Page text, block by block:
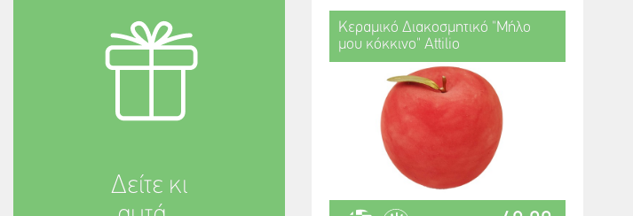
Δείτε κι
Κεραμικό Διακοσμητικό "Μήλο
μου κόκκινο" Attilio